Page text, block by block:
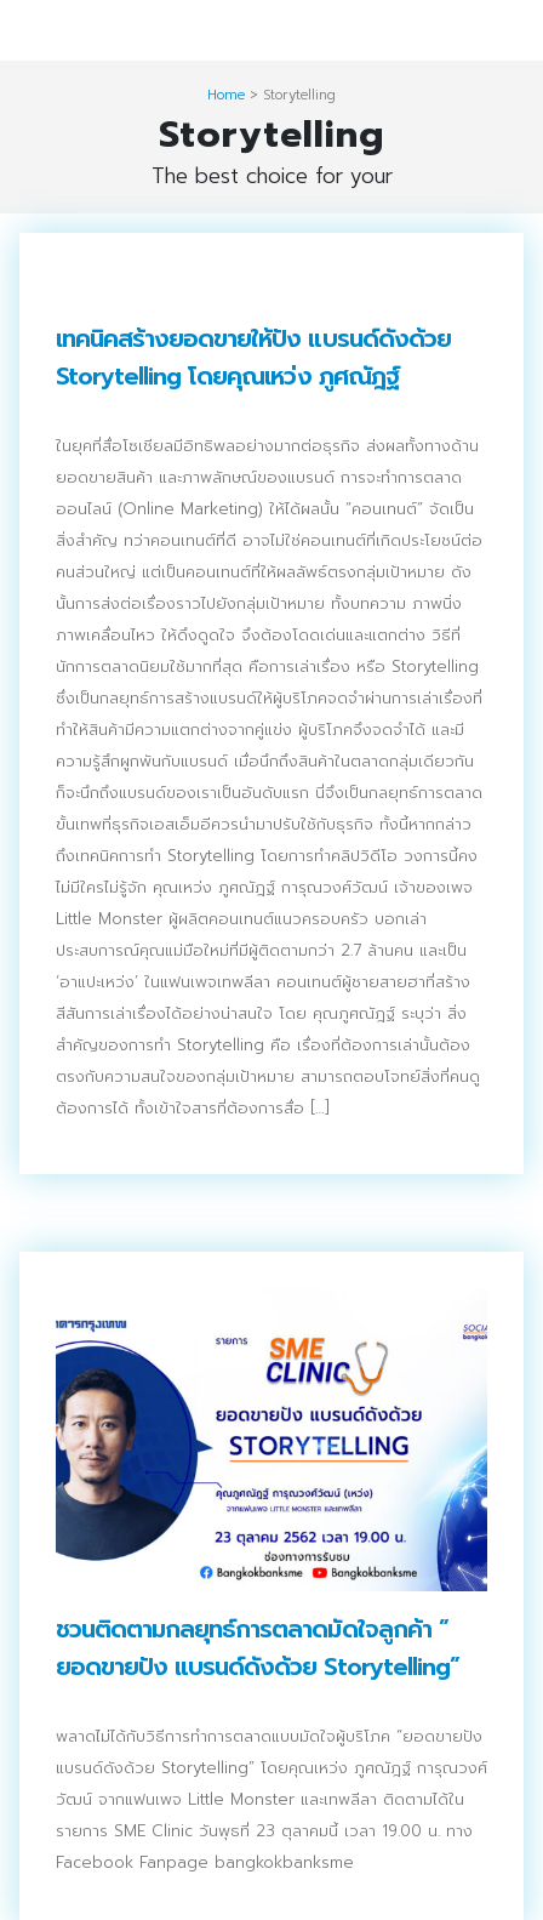
Media Solution
ข้อมูลบริษัท
ติดต่อเรา
บริการของเรา
ประชาสัมพันธ์ผ่านสื่อออฟไลน์และสื่อออนไลน์
ผลงานของเรา
ผลิตสิ่งพิมพ์และที่เกี่ยวข้อง
พัฒนาผลิตภัณฑ์
หน้าแรก
อบรมสัมมนาออฟไลน์และออนไลน์
Home > Storytelling
Storytelling
The best choice for your
เทคนิคสร้างยอดขายให้ปัง แบรนด์ดังด้วย
Storytelling โดยคุณเหว่ง ภูศณัฎฐ์
ในยุคที่สื่อโซเชียลมีอิทธิพลอย่างมากต่อธุรกิจ ส่งผลทั้งทางด้าน
ยอดขายสินค้า และภาพลักษณ์ของแบรนด์ การจะทำการตลาด
ออนไลน์ (Online Marketing) ให้ได้ผลนั้น “คอนเทนต์” จัดเป็น
สิ่งสำคัญ ทว่าคอนเทนต์ที่ดี อาจไม่ใช่คอนเทนต์ที่เกิดประโยชน์ต่อ
คนส่วนใหญ่ แต่เป็นคอนเทนต์ที่ให้ผลลัพธ์ตรงกลุ่มเป้าหมาย ดัง
นั้นการส่งต่อเรื่องราวไปยังกลุ่มเป้าหมาย ทั้งบทความ ภาพนิ่ง
ภาพเคลื่อนไหว ให้ดึงดูดใจ จึงต้องโดดเด่นและแตกต่าง วิธีที่
นักการตลาดนิยมใช้มากที่สุด คือการเล่าเรื่อง หรือ Storytelling
ซึ่งเป็นกลยุทธ์การสร้างแบรนด์ให้ผู้บริโภคจดจำผ่านการเล่าเรื่องที่
ทำให้สินค้ามีความแตกต่างจากคู่แข่ง ผู้บริโภคจึงจดจำได้ และมี
ความรู้สึกผูกพันกับแบรนด์ เมื่อนึกถึงสินค้าในตลาดกลุ่มเดียวกัน
ก็จะนึกถึงแบรนด์ของเราเป็นอันดับแรก นี่จึงเป็นกลยุทธ์การตลาด
ขั้นเทพที่ธุรกิจเอสเอ็มอีควรนำมาปรับใช้กับธุรกิจ ทั้งนี้หากกล่าว
ถึงเทคนิคการทำ Storytelling โดยการทำคลิปวิดีโอ วงการนี้คง
ไม่มีใครไม่รู้จัก คุณเหว่ง ภูศณัฎฐ์ การุณวงศ์วัฒน์ เจ้าของเพจ
Little Monster ผู้ผลิตคอนเทนต์แนวครอบครัว บอกเล่า
ประสบการณ์คุณแม่มือใหม่ที่มีผู้ติดตามกว่า 2.7 ล้านคน และเป็น
‘อาแปะเหว่ง’ ในแฟนเพจเทพลีลา คอนเทนต์ผู้ชายสายฮาที่สร้าง
สีสันการเล่าเรื่องได้อย่างน่าสนใจ โดย คุณภูศณัฎฐ์ ระบุว่า สิ่ง
สำคัญของการทำ Storytelling คือ เรื่องที่ต้องการเล่านั้นต้อง
ตรงกับความสนใจของกลุ่มเป้าหมาย สามารถตอบโจทย์สิ่งที่คนดู
ต้องการได้ ทั้งเข้าใจสารที่ต้องการสื่อ […]
ชวนติดตามกลยุทธ์การตลาดมัดใจลูกค้า ”
ยอดขายปัง แบรนด์ดังด้วย Storytelling”
พลาดไม่ได้กับวิธีการทำการตลาดแบบมัดใจผู้บริโภค “ยอดขายปัง
แบรนด์ดังด้วย Storytelling” โดยคุณเหว่ง ภูศณัฎฐ์ การุณวงศ์
วัฒน์ จากแฟนเพจ Little Monster และเทพลีลา ติดตามได้ใน
รายการ SME Clinic วันพุธที่ 23 ตุลาคมนี้ เวลา 19.00 น. ทาง
Facebook Fanpage bangkokbanksme